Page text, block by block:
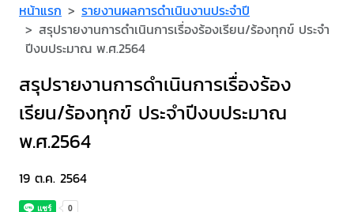
หน้าแรก
รายงานผลการดำเนินงานประจำปี
สรุปรายงานการดำเนินการเรื่องร้องเรียน/ร้องทุกข์ ประจำ
ปีงบประมาณ พ.ศ.2564
สรุปรายงานการดำเนินการเรื่องร้อง
เรียน/ร้องทุกข์ ประจำปีงบประมาณ
พ.ศ.2564
19 ต.ค. 2564